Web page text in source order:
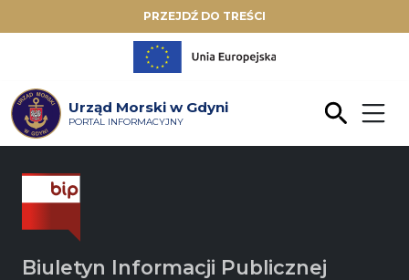
PRZEJDŹ DO TREŚCI
Urząd Morski w Gdyni
PORTAL INFORMACYJNY
Biuletyn Informacji Publicznej